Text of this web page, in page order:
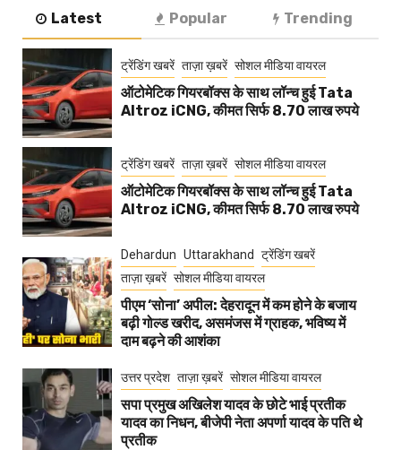
Latest Popular Trending
ट्रेंडिंग खबरें ताज़ा ख़बरें सोशल मीडिया वायरल
ऑटोमेटिक गियरबॉक्स के साथ लॉन्च हुई Tata
Altroz iCNG, कीमत सिर्फ 8.70 लाख रुपये
ट्रेंडिंग खबरें ताज़ा ख़बरें सोशल मीडिया वायरल
ऑटोमेटिक गियरबॉक्स के साथ लॉन्च हुई Tata
Altroz iCNG, कीमत सिर्फ 8.70 लाख रुपये
Dehardun Uttarakhand
ट्रेंडिंग खबरें
ताज़ा ख़बरें सोशल मीडिया वायरल
पीएम ‘सोना’ अपील: देहरादून में कम होने के बजाय
बढ़ी गोल्ड खरीद, असमंजस में ग्राहक, भविष्य में
दाम बढ़ने की आशंका
उत्तर प्रदेश ताज़ा ख़बरें सोशल मीडिया वायरल
सपा प्रमुख अखिलेश यादव के छोटे भाई प्रतीक
यादव का निधन, बीजेपी नेता अपर्णा यादव के पति थे
प्रतीक